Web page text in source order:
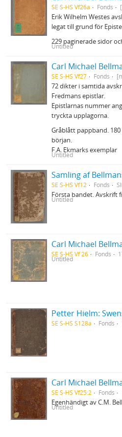
SE S-HS Vf26a Fonds
Erik Wilhelm Westes
legat till grund för
229 paginerade sidor
Untitled
SE S-HS Vf27 Fonds
72 dikter i samtida
Fredmans epistlar.
Epistlarnas nummer
tryckta upplagorna.
Gråblått pappband.
början.
F.A. Ekmarks exemplar
Untitled
SE S-HS Vf12 Fonds
Första bandet. Avskrift
Untitled
SE S-HS Vf 26 Fonds
Untitled
Petter Hielm:
SE S-HS S128a Fonds
SE S-HS Vf25:2 Fonds
Egenhändigt av C.M.
Untitled